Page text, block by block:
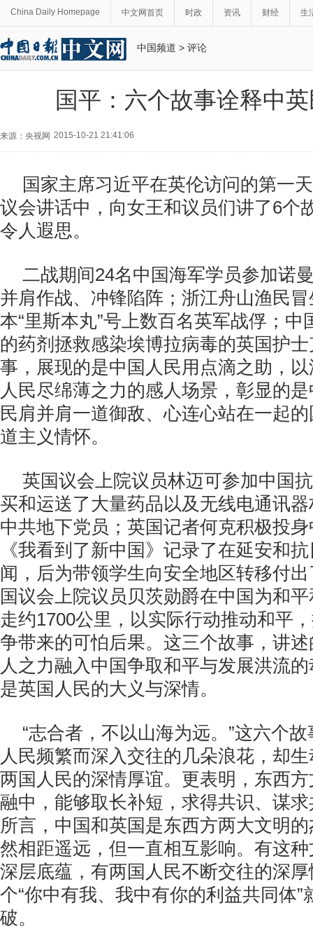
China Daily Homepage 中文网首页 时政 资讯 财经 生
中国频道 > 评论
国平：六个故事诠释中
来源：央视网 2015-10-21 21:41:06
国家主席习近平在英伦访问的第一
议会讲话中，向女王和议员们讲了6个
令人遐思。
二战期间24名中国海军学员参加诺
并肩作战、冲锋陷阵；浙江舟山渔民
本“里斯本丸”号上数百名英军战俘；中
的药剂拯救感染埃博拉病毒的英国护
事，展现的是中国人民用点滴之助，
人民尽绵薄之力的感人场景，彰显的
民肩并肩一道御敌、心连心站在一起
道主义情怀。
英国议会上院议员林迈可参加中国
买和运送了大量药品以及无线电通讯
中共地下党员；英国记者何克积极投
《我看到了新中国》记录了在延安和
闻，后为带领学生向安全地区转移付
国议会上院议员贝茨勋爵在中国为和
走约1700公里，以实际行动推动和平
争带来的可怕后果。这三个故事，讲
人之力融入中国争取和平与发展洪流
是英国人民的大义与深情。
“志合者，不以山海为远。”这六个
人民频繁而深入交往的几朵浪花，却
两国人民的深情厚谊。更表明，东西
融中，能够取长补短，求得共识、谋
所言，中国和英国是东西方两大文明
然相距遥远，但一直相互影响。有这
深层底蕴，有两国人民不断交往的深
个“你中有我、我中有你的利益共同体”
破。